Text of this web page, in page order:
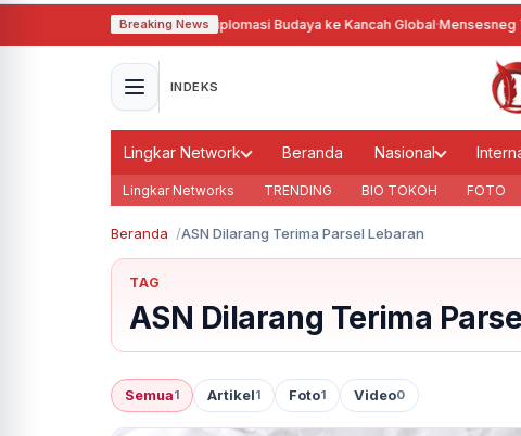
Breaking News
Agustina Dorong Diplomasi Budaya ke Kancah Global·Mensesneg
INDEKS
Lingkar Network Beranda Nasional
Lingkar Networks TRENDING BIO TOKOH FOTO
Beranda ASN Dilarang Terima Parsel Lebaran
TAG
ASN Dilarang Terima
Semua1 Artikel1 Foto1 Video0